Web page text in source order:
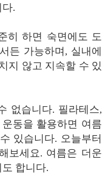
.
히 하면 숙면에도 도
든 가능하며, 실내에
지 않고 지속할 수 있
없습니다. 필라테스,
동을 활용하면 여름
있습니다. 오늘부터
보세요. 여름은 더운
합니다.